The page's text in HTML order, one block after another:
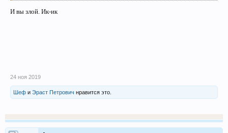
И вы злой. Ик-ик
24 ноя 2019
Шеф и Эраст Петрович нравится это.